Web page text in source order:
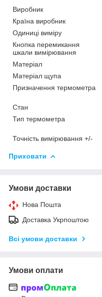
Виробник
Країна виробник
Одиниці виміру
Кнопка перемикання
шкали вимірювання
Матеріал
Матеріал щупа
Призначення термометра
Стан
Тип термометра
Точність вимірювання +/-
Приховати
Умови доставки
Нова Пошта
Доставка Укрпоштою
Всі умови доставки
Умови оплати